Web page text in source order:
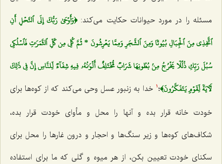
مسئله را در مورد حیوانات حکایت مى‌کند:﴿وَأَوۡحَىٰ رَبُّكَ إِلَى ٱلنَّحۡلِ أَنِ
ٱتَّخِذِي مِنَ ٱلۡجِبَالِ بُيُوتٗا وَمِنَ ٱلشَّجَرِ وَمِمَّا يَعۡرِشُونَ * ثُمَّ كُلِي مِن كُلِّ ٱلثَّمَرَٰتِ فَٱسۡلُكِي
سُبُلَ رَبِّكِ ذُلُلٗا يَخۡرُجُ مِنۢ بُطُونِهَا شَرَابٞ مُّخۡتَلِفٌ أَلۡوَٰنُهُۥ فِيهِ شِفَآءٞ لِّلنَّاسِ إِنَّ فِي ذَٰلِكَ
لَأٓيَةٗ لِّقَوۡمٖ يَتَفَكَّرُونَ﴾؛ 1 خدا به زنبور عسل وحى مى‌کند که از کوه‌ها براى
خودت خانه قرار بده و آنها را محل و مأواى خودت قرار بده،
شکاف‌هاى کوه‌ها و زیر سنگ‌ها و احجار و درون غارها را محل براى
سکناى خودت تعیین بکن، از هر میوه و گلى که ما براى استفاده